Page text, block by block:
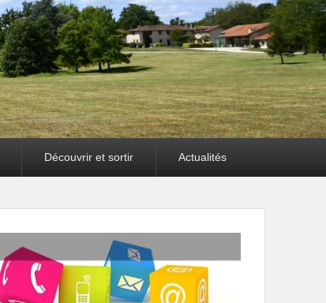
Découvrir et sortir Actualités